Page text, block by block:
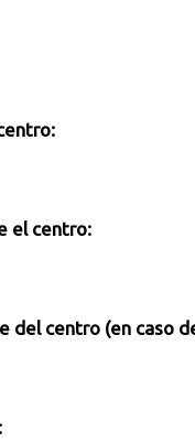
el centro:
del centro (en caso